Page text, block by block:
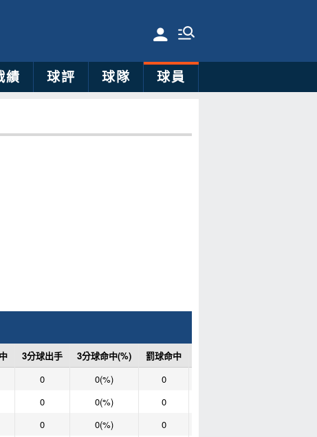
績 球評 球隊 球員
3分球出手 3分球命中(%) 罰球命中
0 0(%) 0
0 0(%) 0
0 0(%) 0